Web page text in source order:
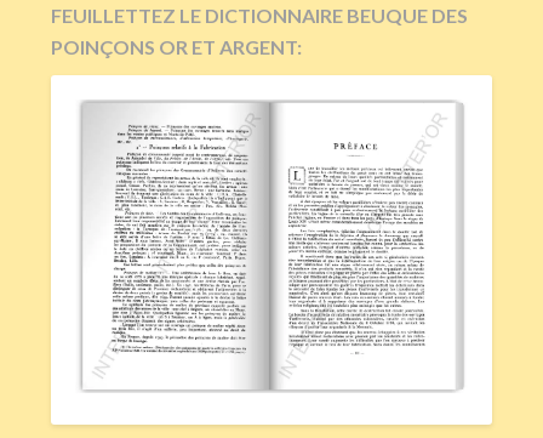
FEUILLETTEZ LE DICTIONNAIRE BEUQUE DES
POINÇONS OR ET ARGENT: